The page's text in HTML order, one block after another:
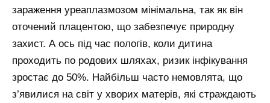
зараження уреаплазмозом мінімальна, так як він
оточений плацентою, що забезпечує природну
захист. А ось під час пологів, коли дитина
проходить по родових шляхах, ризик інфікування
зростає до 50%. Найбільш часто немовлята, що
з’явилися на світ у хворих матерів, які страждають